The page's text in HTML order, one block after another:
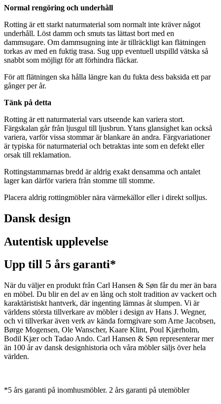
Normal rengöring och underhåll
Rotting är ett starkt naturmaterial som normalt inte kräver något
underhåll. Löst damm och smuts tas lättast bort med en
dammsugare. Om dammsugning inte är tillräckligt kan flätningen
torkas av med en fuktig trasa. Sug upp eventuell utspilld vätska så
snabbt som möjligt för att förhindra fläckar.
För att flätningen ska hålla längre kan du fukta dess baksida ett par
gånger per år.
Tänk på detta
Rotting är ett naturmaterial vars utseende kan variera stort.
Färgskalan går från ljusgul till ljusbrun. Ytans glansighet kan också
variera, varför vissa stommar är blankare än andra. Färgvariationer
är typiska för naturmaterial och betraktas inte som en defekt eller
orsak till reklamation.
Rottingstammarnas bredd är aldrig exakt densamma och antalet
lager kan därför variera från stomme till stomme.
Placera aldrig rottingmöbler nära värmekällor eller i direkt solljus.
Dansk design
Autentisk upplevelse
Upp till 5 års garanti*
När du väljer en produkt från Carl Hansen & Søn får du mer än bara
en möbel. Du blir en del av en lång och stolt tradition av vackert och
karaktäristiskt hantverk, där ingenting lämnas åt slumpen. Vi är
världens största tillverkare av möbler i design av Hans J. Wegner,
och vi tillverkar även verk av kända formgivare som Arne Jacobsen,
Børge Mogensen, Ole Wanscher, Kaare Klint, Poul Kjærholm,
Bodil Kjær och Tadao Ando. Carl Hansen & Søn representerar mer
än 100 år av dansk designhistoria och våra möbler säljs över hela
världen.
*5 års garanti på inomhusmöbler. 2 års garanti på utemöbler